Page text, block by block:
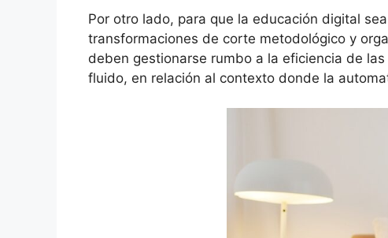
Por otro lado, para que la educación digital
transformaciones de corte metodológico y
deben gestionarse rumbo a la eficiencia de
fluido, en relación al contexto donde la